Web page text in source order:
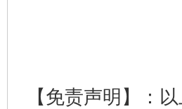
【免责声明】：